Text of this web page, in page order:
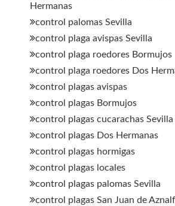
Hermanas
control palomas Sevilla
control plaga avispas Sevilla
control plaga roedores Bormujos
control plaga roedores Dos
control plagas avispas
control plagas Bormujos
control plagas cucarachas Sevilla
control plagas Dos Hermanas
control plagas hormigas
control plagas locales
control plagas palomas Sevilla
control plagas San Juan de